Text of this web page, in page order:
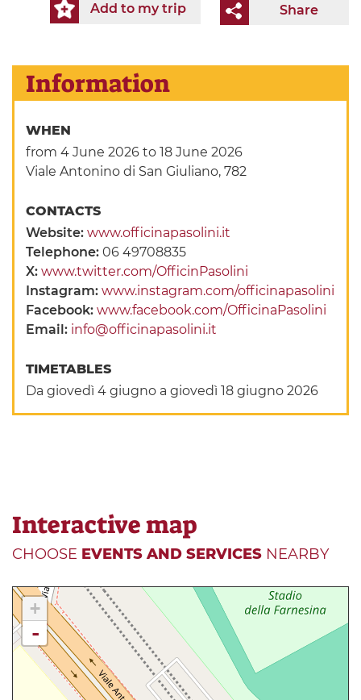
Share
Add to my trip
Information
WHEN
from 4 June 2026 to 18 June 2026
Viale Antonino di San Giuliano, 782
CONTACTS
Website:www.officinapasolini.it
Telephone:06 49708835
X:www.twitter.com/OfficinPasolini
Instagram:www.instagram.com/officinapasolini
Facebook:www.facebook.com/OfficinaPasolini
Email: info@officinapasolini.it
TIMETABLES
Da giovedì 4 giugno a giovedì 18 giugno 2026
Interactive map
CHOOSE EVENTS AND SERVICES NEARBY
+
-